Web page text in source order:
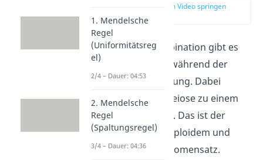
zur Stelle im Video springen
(00:58)
Die sexuelle Rekombination gibt es
nur bei Eukaryoten während der
sexuellen Fortpflanzung. Dabei
kommt es bei der Meiose zu einem
Kernphasenwechsel . Das ist der
Wechsel zwischen diploidem und
haploidem Chromosomensatz.
1. Mendelsche
Regel
(Uniformitätsreg
el)
2/4 – Dauer: 04:53
2. Mendelsche
Regel
(Spaltungsregel)
3/4 – Dauer: 04:36